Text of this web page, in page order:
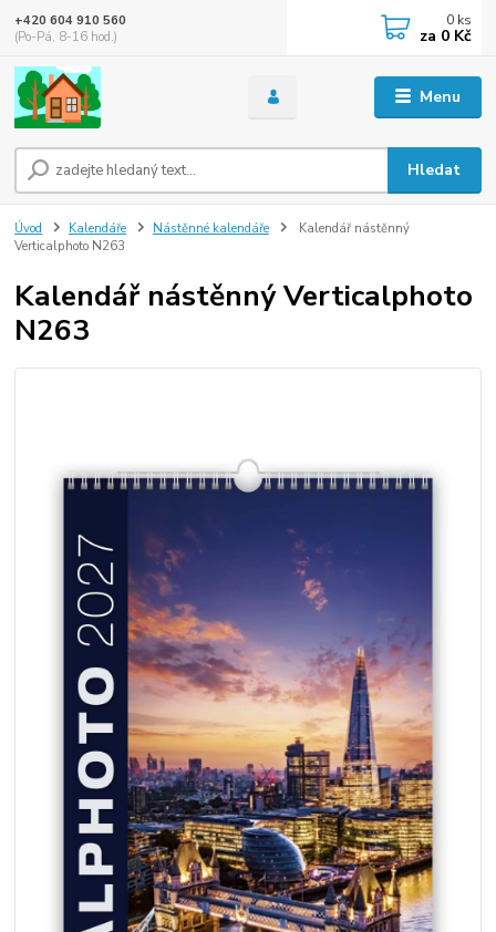
Menu
Hledat
+420 604 910 560
(Po-Pá, 8-16 hod.)
0 ks
za 0 Kč
Úvod Kalendáře Nástěnné kalendáře
Kalendář nástěnný
Verticalphoto N263
Kalendář nástěnný Verticalphoto
N263